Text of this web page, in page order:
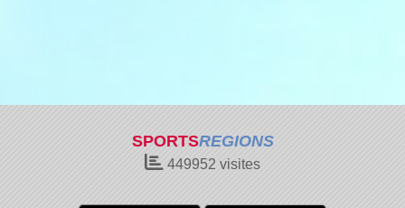
SPORTSREGIONS
449952 visites